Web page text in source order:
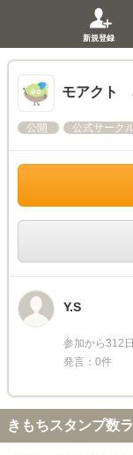
新規登録
モアクト
公開 公式サーク
Y.S
参加から312
発言：0件
きもちスタンプ数